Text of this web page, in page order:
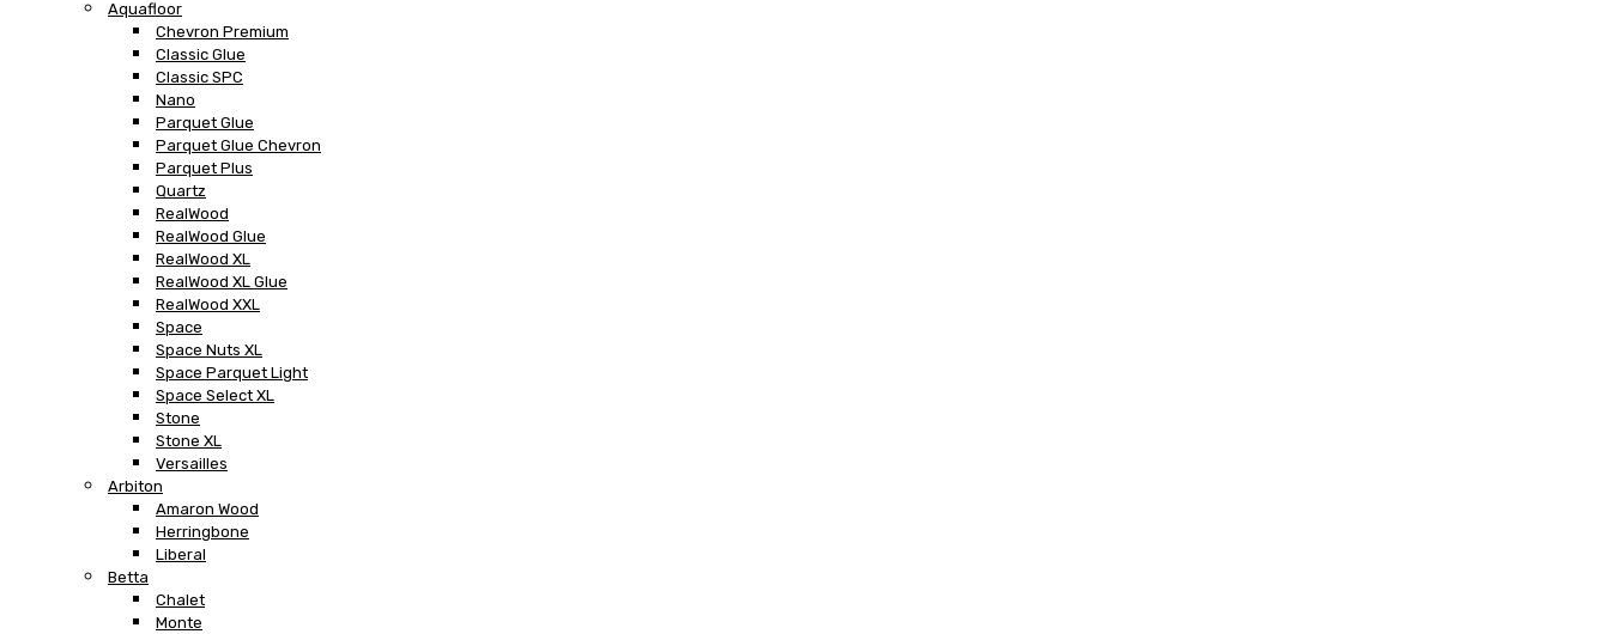
Aquafloor
Chevron Premium
Classic Glue
Classic SPC
Nano
Parquet Glue
Parquet Glue Chevron
Parquet Plus
Quartz
RealWood
RealWood Glue
RealWood XL
RealWood XL Glue
RealWood XXL
Space
Space Nuts XL
Space Parquet Light
Space Select XL
Stone
Stone XL
Versailles
Arbiton
Amaron Wood
Herringbone
Liberal
Betta
Chalet
Monte